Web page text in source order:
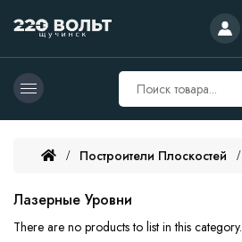
Построители Плоскостей
Лазерные Уровни
There are no products to list in this category.